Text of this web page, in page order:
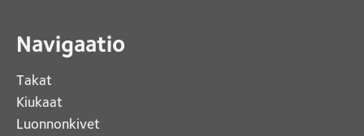
Navigaatio
Takat
Kiukaat
Luonnonkivet